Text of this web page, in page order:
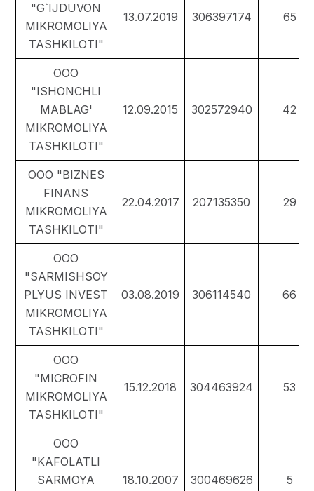
"G`IJDUVON
MIKROMOLIYA
TASHKILOTI"
13.07.2019 306397174 65
ООО
"ISHONCHLI
MABLAG'
MIKROMOLIYA
TASHKILOTI"
12.09.2015 302572940 42
ООО "BIZNES
FINANS
MIKROMOLIYA
TASHKILOTI"
22.04.2017 207135350 29
ООО
"SARMISHSOY
PLYUS INVEST
MIKROMOLIYA
TASHKILOTI"
03.08.2019 306114540 66
ООО
"MICROFIN
MIKROMOLIYA
TASHKILOTI"
15.12.2018 304463924 53
ООО
"KAFOLATLI
SARMOYA
18.10.2007 300469626 5